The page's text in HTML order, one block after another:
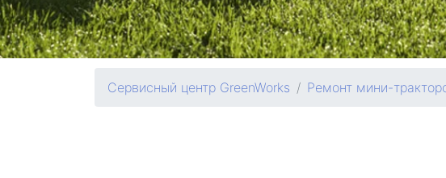
Сервисный центр GreenWorks Ремонт мини-